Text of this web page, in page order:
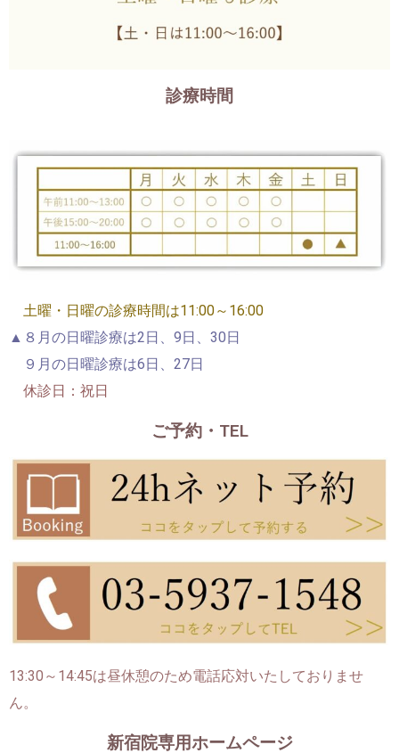
診療時間
土曜・日曜の診療時間は11:00～16:00
▲８月の日曜診療は2日、9日、30日
９月の日曜診療は6日、27日
休診日：祝日
ご予約・TEL
13:30～14:45は昼休憩のため電話応対いたしておりませ
ん。
新宿院専用ホームページ